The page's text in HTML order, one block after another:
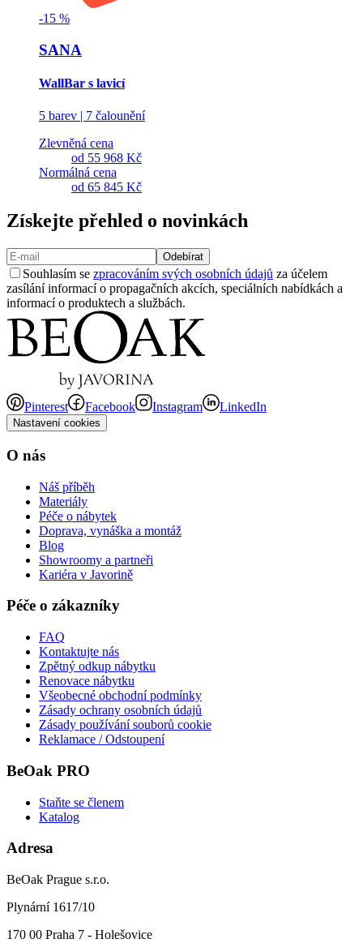
-15 %
SANA
WallBar s lavicí
5 barev | 7 čalounění
Zlevněná cena
od 55 968 Kč
Normálná cena
od 65 845 Kč
Získejte přehled o novinkách
Odebírat
Souhlasím se zpracováním svých osobních údajů za účelem
zasílání informací o propagačních akcích, speciálních nabídkách a
informací o produktech a službách.
Pinterest Facebook Instagram LinkedIn
Nastavení cookies
O nás
Náš příběh
Materiály
Péče o nábytek
Doprava, vynáška a montáž
Blog
Showroomy a partneři
Kariéra v Javorině
Péče o zákazníky
FAQ
Kontaktujte nás
Zpětný odkup nábytku
Renovace nábytku
Všeobecné obchodní podmínky
Zásady ochrany osobních údajů
Zásady používání souborů cookie
Reklamace / Odstoupení
BeOak PRO
Staňte se členem
Katalog
Adresa
BeOak Prague s.r.o.
Plynární 1617/10
170 00 Praha 7 - Holešovice